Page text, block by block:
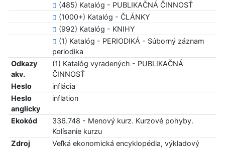
(485) Katalóg - PUBLIKAČNÁ ČINNOSŤ
(1000+) Katalóg - ČLÁNKY
(992) Katalóg - KNIHY
(1) Katalóg - PERIODIKÁ - Súborný záznam
periodika
Odkazy
akv.
(1) Katalóg vyradených - PUBLIKAČNÁ
ČINNOSŤ
Heslo
inflácia
Heslo
anglicky
inflation
Ekokód
336.748 - Menový kurz. Kurzové pohyby.
Kolísanie kurzu
Zdroj
Veľká ekonomická encyklopédia, výkladový